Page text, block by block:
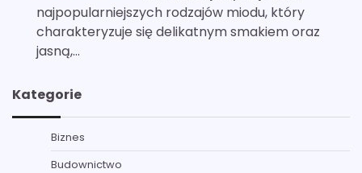
najpopularniejszych rodzajów miodu, który
charakteryzuje się delikatnym smakiem oraz
jasną,…
Kategorie
Biznes
Budownictwo